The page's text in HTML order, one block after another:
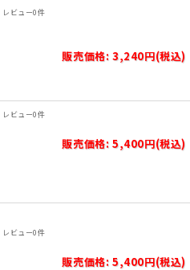
レビュー0件
販売価格: 3,240円(税込)
レビュー0件
販売価格: 5,400円(税込)
レビュー0件
販売価格: 5,400円(税込)